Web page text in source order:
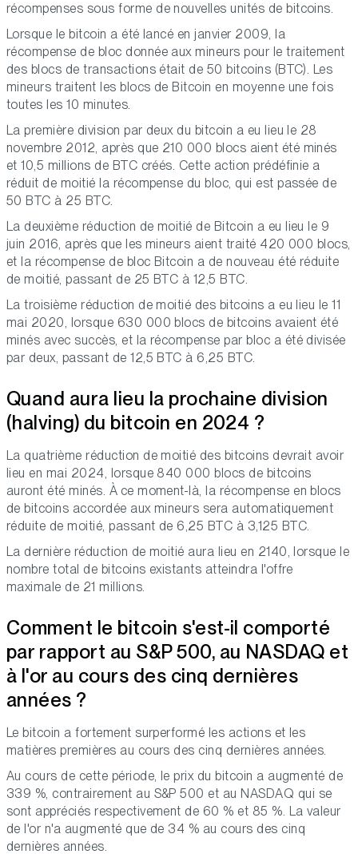
récompenses sous forme de nouvelles unités de bitcoins.
Lorsque le bitcoin a été lancé en janvier 2009, la
récompense de bloc donnée aux mineurs pour le traitement
des blocs de transactions était de 50 bitcoins (BTC). Les
mineurs traitent les blocs de Bitcoin en moyenne une fois
toutes les 10 minutes.
La première division par deux du bitcoin a eu lieu le 28
novembre 2012, après que 210 000 blocs aient été minés
et 10,5 millions de BTC créés. Cette action prédéfinie a
réduit de moitié la récompense du bloc, qui est passée de
50 BTC à 25 BTC.
La deuxième réduction de moitié de Bitcoin a eu lieu le 9
juin 2016, après que les mineurs aient traité 420 000 blocs,
et la récompense de bloc Bitcoin a de nouveau été réduite
de moitié, passant de 25 BTC à 12,5 BTC.
La troisième réduction de moitié des bitcoins a eu lieu le 11
mai 2020, lorsque 630 000 blocs de bitcoins avaient été
minés avec succès, et la récompense par bloc a été divisée
par deux, passant de 12,5 BTC à 6,25 BTC.
Quand aura lieu la prochaine division
(halving) du bitcoin en 2024 ?
La quatrième réduction de moitié des bitcoins devrait avoir
lieu en mai 2024, lorsque 840 000 blocs de bitcoins
auront été minés. À ce moment-là, la récompense en blocs
de bitcoins accordée aux mineurs sera automatiquement
réduite de moitié, passant de 6,25 BTC à 3,125 BTC.
La dernière réduction de moitié aura lieu en 2140, lorsque le
nombre total de bitcoins existants atteindra l'offre
maximale de 21 millions.
Comment le bitcoin s'est-il comporté
par rapport au S&P 500, au NASDAQ et
à l'or au cours des cinq dernières
années ?
Le bitcoin a fortement surperformé les actions et les
matières premières au cours des cinq dernières années.
Au cours de cette période, le prix du bitcoin a augmenté de
339 %, contrairement au S&P 500 et au NASDAQ qui se
sont appréciés respectivement de 60 % et 85 %. La valeur
de l'or n'a augmenté que de 34 % au cours des cinq
dernières années.